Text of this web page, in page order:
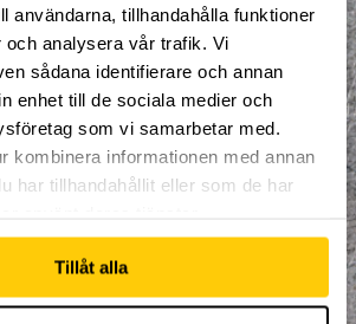
användarna, tillhandahålla funktioner
och analysera vår trafik. Vi
sådana identifierare och annan
enhet till de sociala medier och
som vi samarbetar med.
kombinera informationen med annan
har tillhandahållit eller som de har
Tillåt alla
för.
glädje och kamratskap är
8 - 10 år är välkomna att
är delad i två, varav detta
Första träningstillfället
går på träningarna så ingår
såväl som en